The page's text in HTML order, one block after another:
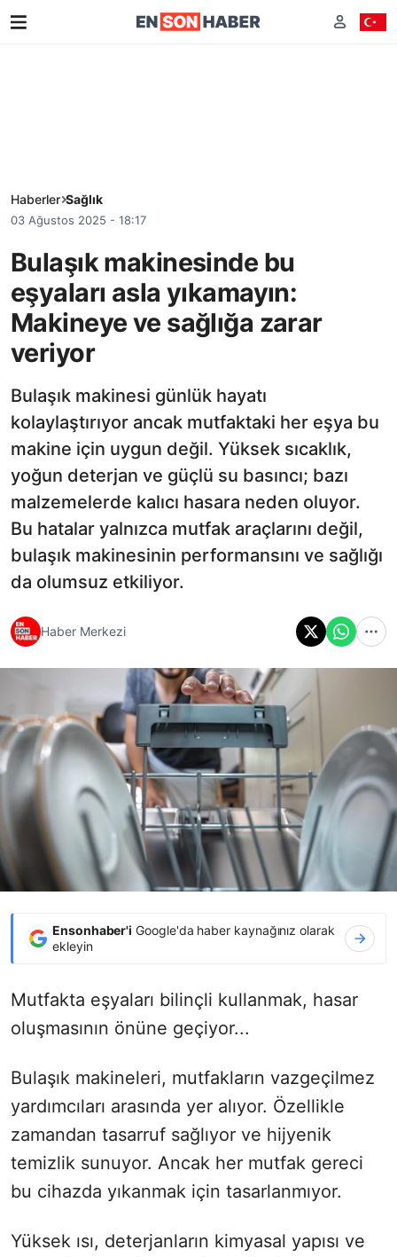
Haberler Sağlık
03 Ağustos 2025 - 18:17
Bulaşık makinesinde bu
eşyaları asla yıkamayın:
Makineye ve sağlığa zarar
veriyor
Bulaşık makinesi günlük hayatı
kolaylaştırıyor ancak mutfaktaki her eşya bu
makine için uygun değil. Yüksek sıcaklık,
yoğun deterjan ve güçlü su basıncı; bazı
malzemelerde kalıcı hasara neden oluyor.
Bu hatalar yalnızca mutfak araçlarını değil,
bulaşık makinesinin performansını ve sağlığı
da olumsuz etkiliyor.
Haber Merkezi
Ensonhaber'i Google'da haber kaynağınız olarak
ekleyin
Mutfakta eşyaları bilinçli kullanmak, hasar
oluşmasının önüne geçiyor...
Bulaşık makineleri, mutfakların vazgeçilmez
yardımcıları arasında yer alıyor. Özellikle
zamandan tasarruf sağlıyor ve hijyenik
temizlik sunuyor. Ancak her mutfak gereci
bu cihazda yıkanmak için tasarlanmıyor.
Yüksek ısı, deterjanların kimyasal yapısı ve